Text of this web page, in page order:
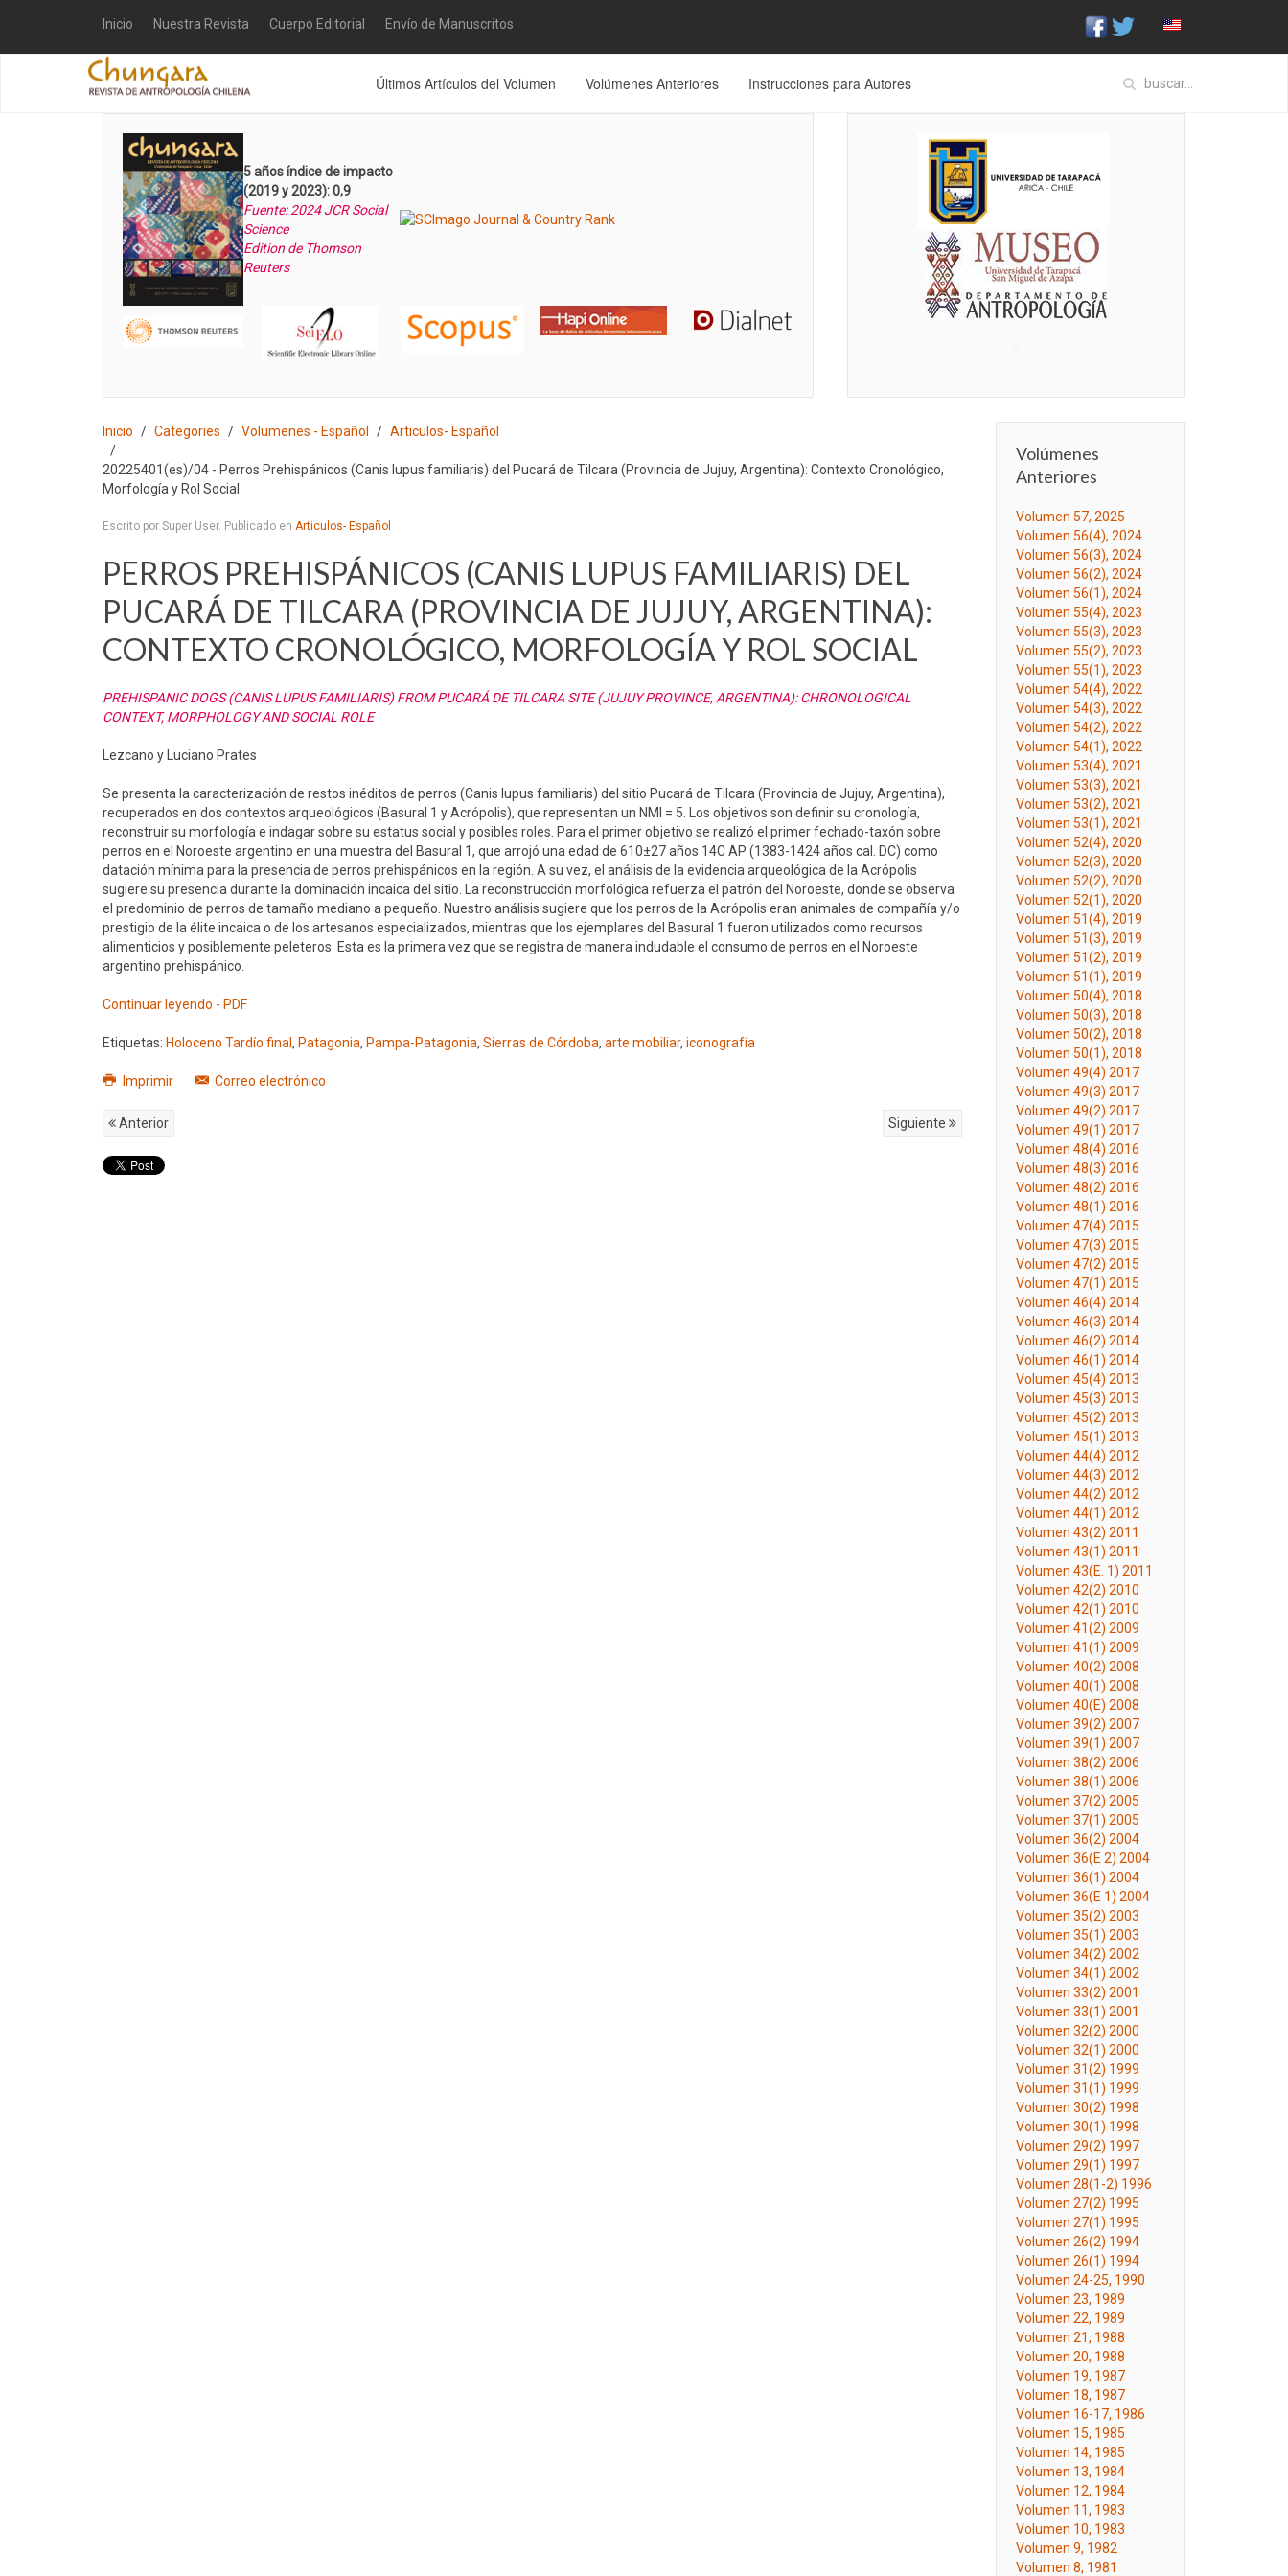
Inicio Nuestra Revista Cuerpo Editorial Envío de Manuscritos
Últimos Artículos del Volumen Volúmenes Anteriores Instrucciones para Autores
5 años índice de impacto
(2019 y 2023): 0,9
Fuente: 2024 JCR Social
Science
Edition de Thomson
Reuters
Inicio Categories Volumenes - Español Articulos- Español
20225401(es)/04 - Perros Prehispánicos (Canis lupus familiaris) del Pucará de Tilcara (Provincia de Jujuy, Argentina): Contexto Cronológico,
Morfología y Rol Social
Escrito por Super User. Publicado en Articulos- Español
PERROS PREHISPÁNICOS (CANIS LUPUS FAMILIARIS) DEL
PUCARÁ DE TILCARA (PROVINCIA DE JUJUY, ARGENTINA):
CONTEXTO CRONOLÓGICO, MORFOLOGÍA Y ROL SOCIAL
PREHISPANIC DOGS (CANIS LUPUS FAMILIARIS) FROM PUCARÁ DE TILCARA SITE (JUJUY PROVINCE, ARGENTINA): CHRONOLOGICAL
CONTEXT, MORPHOLOGY AND SOCIAL ROLE
Lezcano y Luciano Prates
Se presenta la caracterización de restos inéditos de perros (Canis lupus familiaris) del sitio Pucará de Tilcara (Provincia de Jujuy, Argentina),
recuperados en dos contextos arqueológicos (Basural 1 y Acrópolis), que representan un NMI = 5. Los objetivos son definir su cronología,
reconstruir su morfología e indagar sobre su estatus social y posibles roles. Para el primer objetivo se realizó el primer fechado-taxón sobre
perros en el Noroeste argentino en una muestra del Basural 1, que arrojó una edad de 610±27 años 14C AP (1383-1424 años cal. DC) como
datación mínima para la presencia de perros prehispánicos en la región. A su vez, el análisis de la evidencia arqueológica de la Acrópolis
sugiere su presencia durante la dominación incaica del sitio. La reconstrucción morfológica refuerza el patrón del Noroeste, donde se observa
el predominio de perros de tamaño mediano a pequeño. Nuestro análisis sugiere que los perros de la Acrópolis eran animales de compañía y/o
prestigio de la élite incaica o de los artesanos especializados, mientras que los ejemplares del Basural 1 fueron utilizados como recursos
alimenticios y posiblemente peleteros. Esta es la primera vez que se registra de manera indudable el consumo de perros en el Noroeste
argentino prehispánico.
Continuar leyendo - PDF
Etiquetas: Holoceno Tardío final , Patagonia, Pampa-Patagonia, Sierras de Córdoba, arte mobiliar, iconografía
Imprimir Correo electrónico
Anterior Siguiente
Volúmenes
Anteriores
Volumen 57, 2025
Volumen 56(4), 2024
Volumen 56(3), 2024
Volumen 56(2), 2024
Volumen 56(1), 2024
Volumen 55(4), 2023
Volumen 55(3), 2023
Volumen 55(2), 2023
Volumen 55(1), 2023
Volumen 54(4), 2022
Volumen 54(3), 2022
Volumen 54(2), 2022
Volumen 54(1), 2022
Volumen 53(4), 2021
Volumen 53(3), 2021
Volumen 53(2), 2021
Volumen 53(1), 2021
Volumen 52(4), 2020
Volumen 52(3), 2020
Volumen 52(2), 2020
Volumen 52(1), 2020
Volumen 51(4), 2019
Volumen 51(3), 2019
Volumen 51(2), 2019
Volumen 51(1), 2019
Volumen 50(4), 2018
Volumen 50(3), 2018
Volumen 50(2), 2018
Volumen 50(1), 2018
Volumen 49(4) 2017
Volumen 49(3) 2017
Volumen 49(2) 2017
Volumen 49(1) 2017
Volumen 48(4) 2016
Volumen 48(3) 2016
Volumen 48(2) 2016
Volumen 48(1) 2016
Volumen 47(4) 2015
Volumen 47(3) 2015
Volumen 47(2) 2015
Volumen 47(1) 2015
Volumen 46(4) 2014
Volumen 46(3) 2014
Volumen 46(2) 2014
Volumen 46(1) 2014
Volumen 45(4) 2013
Volumen 45(3) 2013
Volumen 45(2) 2013
Volumen 45(1) 2013
Volumen 44(4) 2012
Volumen 44(3) 2012
Volumen 44(2) 2012
Volumen 44(1) 2012
Volumen 43(2) 2011
Volumen 43(1) 2011
Volumen 43(E. 1) 2011
Volumen 42(2) 2010
Volumen 42(1) 2010
Volumen 41(2) 2009
Volumen 41(1) 2009
Volumen 40(2) 2008
Volumen 40(1) 2008
Volumen 40(E) 2008
Volumen 39(2) 2007
Volumen 39(1) 2007
Volumen 38(2) 2006
Volumen 38(1) 2006
Volumen 37(2) 2005
Volumen 37(1) 2005
Volumen 36(2) 2004
Volumen 36(E 2) 2004
Volumen 36(1) 2004
Volumen 36(E 1) 2004
Volumen 35(2) 2003
Volumen 35(1) 2003
Volumen 34(2) 2002
Volumen 34(1) 2002
Volumen 33(2) 2001
Volumen 33(1) 2001
Volumen 32(2) 2000
Volumen 32(1) 2000
Volumen 31(2) 1999
Volumen 31(1) 1999
Volumen 30(2) 1998
Volumen 30(1) 1998
Volumen 29(2) 1997
Volumen 29(1) 1997
Volumen 28(1-2) 1996
Volumen 27(2) 1995
Volumen 27(1) 1995
Volumen 26(2) 1994
Volumen 26(1) 1994
Volumen 24-25, 1990
Volumen 23, 1989
Volumen 22, 1989
Volumen 21, 1988
Volumen 20, 1988
Volumen 19, 1987
Volumen 18, 1987
Volumen 16-17, 1986
Volumen 15, 1985
Volumen 14, 1985
Volumen 13, 1984
Volumen 12, 1984
Volumen 11, 1983
Volumen 10, 1983
Volumen 9, 1982
Volumen 8, 1981